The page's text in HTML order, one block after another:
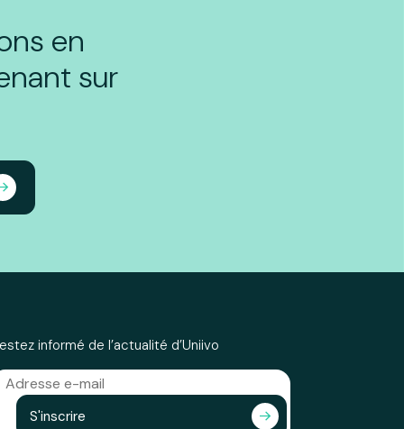
en
sur
informé de l’actualité d’Uniivo
S'inscrire